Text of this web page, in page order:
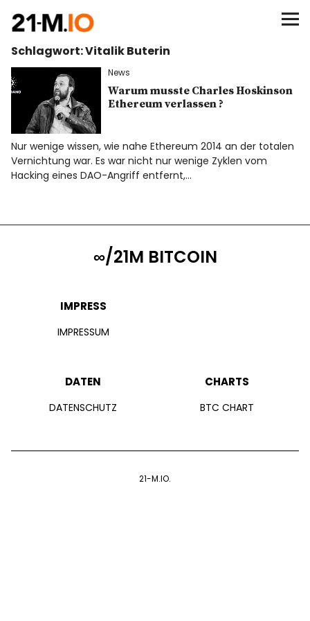
∞/21M BITCOIN
BEGINN
BITCOIN
ANALYSEN
NEWS
Schlagwort:Vitalik Buterin
News
Warum musste Charles Hoskinson
Ethereum verlassen ?
Nur wenige wissen, wie nahe Ethereum 2014 an der totalen
Vernichtung war. Es war nicht nur wenige Zyklen vom
Hacking eines DAO-Angriff entfernt,…
∞/21M BITCOIN
IMPRESS
IMPRESSUM
DATEN
DATENSCHUTZ
CHARTS
BTC CHART
21-M.IO